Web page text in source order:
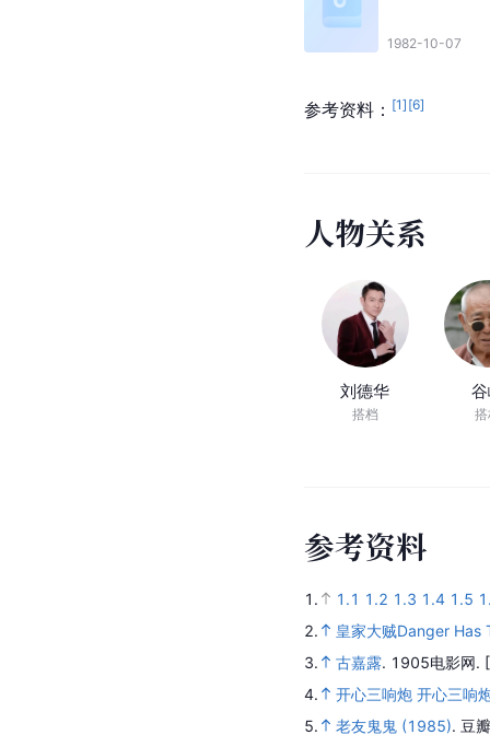
1982-10-07
参考资料： [1] [6]
人物关系
刘德华
搭档
参考资料
1. 1.1 1.2 1.3 1.4 1.5
2.
皇家大贼Danger
3.
古嘉露. 1905电影网.
4.
开心三响炮 开心三响
5.
老友鬼鬼 (1985). 豆